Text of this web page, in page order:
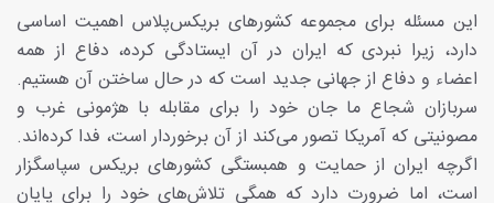
این مسئله برای مجموعه کشورهای بریکس‌پلاس اهمیت اساسی
دارد، زیرا نبردی که ایران در آن ایستادگی کرده، دفاع از همه
اعضاء و دفاع از جهانی جدید است که در حال ساختن آن هستیم.
سربازان شجاع ما جان خود را برای مقابله با هژمونی غرب و
مصونیتی که آمریکا تصور می‌کند از آن برخوردار است، فدا کرده‌اند.
اگرچه ایران از حمایت و همبستگی کشورهای بریکس سپاسگزار
است، اما ضرورت دارد که همگی تلاش‌های خود را برای پایان